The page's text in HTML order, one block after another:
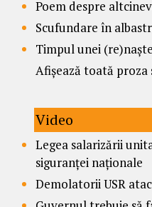
Poem despre
Scufundare în
Timpul unei
Afișează toată proza
Video
Legea salarizării
siguranței naționale
Demolatorii USR